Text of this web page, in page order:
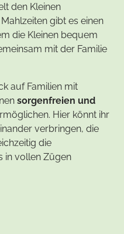
den Kleinen
gibt es einen
die Kleinen bequem
mit der Familie
auf Familien mit
sorgenfreien und
Hier könnt ihr
verbringen, die
die
in vollen Zügen